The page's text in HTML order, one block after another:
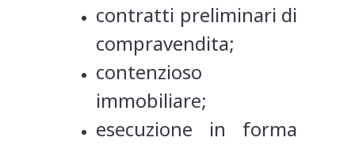
contratti preliminari di
compravendita;
contenzioso
immobiliare;
esecuzione in forma